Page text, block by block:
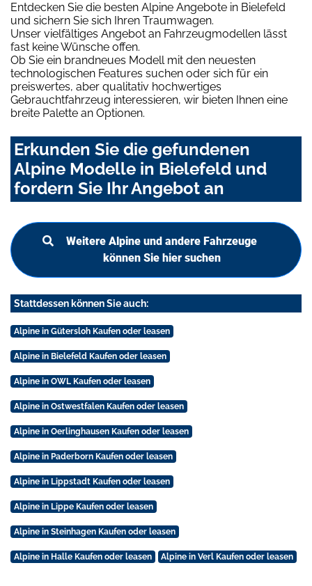
Entdecken Sie die besten Alpine Angebote in Bielefeld
und sichern Sie sich Ihren Traumwagen.
Unser vielfältiges Angebot an Fahrzeugmodellen lässt
fast keine Wünsche offen.
Ob Sie ein brandneues Modell mit den neuesten
technologischen Features suchen oder sich für ein
preiswertes, aber qualitativ hochwertiges
Gebrauchtfahrzeug interessieren, wir bieten Ihnen eine
breite Palette an Optionen.
Erkunden Sie die gefundenen
Alpine Modelle in Bielefeld und
fordern Sie Ihr Angebot an
Weitere Alpine und andere Fahrzeuge
können Sie hier suchen
Stattdessen können Sie auch:
Alpine in Gütersloh Kaufen oder leasen
Alpine in Bielefeld Kaufen oder leasen
Alpine in OWL Kaufen oder leasen
Alpine in Ostwestfalen Kaufen oder leasen
Alpine in Oerlinghausen Kaufen oder leasen
Alpine in Paderborn Kaufen oder leasen
Alpine in Lippstadt Kaufen oder leasen
Alpine in Lippe Kaufen oder leasen
Alpine in Steinhagen Kaufen oder leasen
Alpine in Halle Kaufen oder leasen Alpine in Verl Kaufen oder leasen